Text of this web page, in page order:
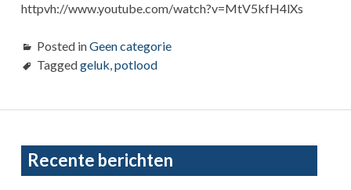
httpvh://www.youtube.com/watch?v=MtV5kfH4lXs
Posted inGeen categorie
Taggedgeluk,potlood
Primary
Recente berichten